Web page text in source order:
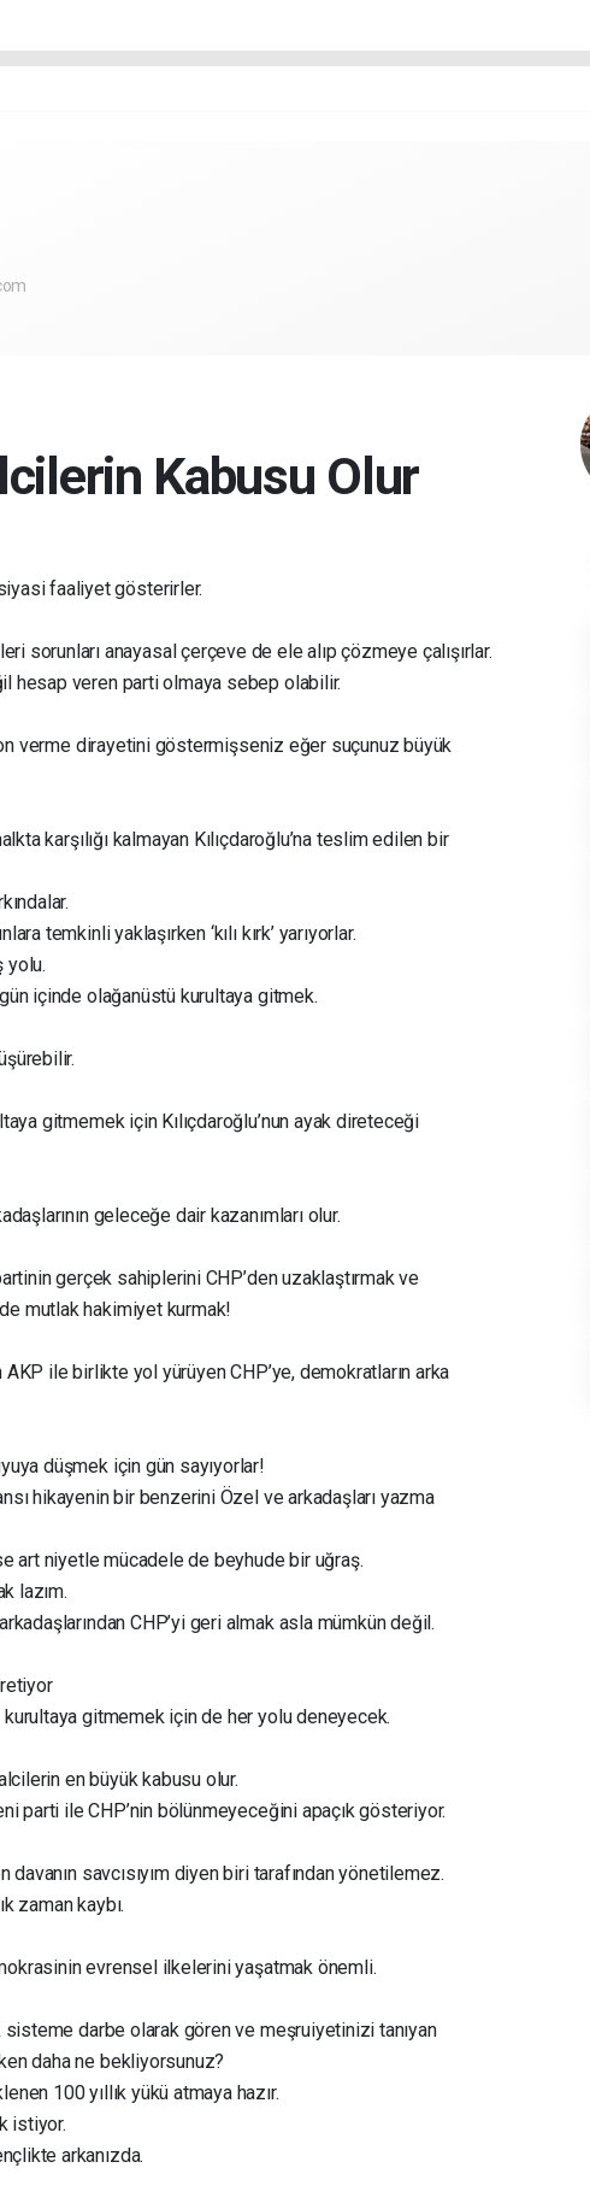
Kabusu Olur
faaliyet gösterirler.
sorunları anayasal çerçeve de ele alıp çözmeye çalışırlar.
hesap veren parti olmaya sebep olabilir.
verme dirayetini göstermişseniz eğer suçunuz büyük
karşılığı kalmayan Kılıçdaroğlu’na teslim edilen bir
temkinli yaklaşırken ‘kılı kırk’ yarıyorlar.
yolu.
içinde olağanüstü kurultaya gitmek.
gitmemek için Kılıçdaroğlu’nun ayak direteceği
geleceğe dair kazanımları olur.
gerçek sahiplerini CHP’den uzaklaştırmak ve
mutlak hakimiyet kurmak!
ile birlikte yol yürüyen CHP’ye, demokratların arka
düşmek için gün sayıyorlar!
hikayenin bir benzerini Özel ve arkadaşları yazma
art niyetle mücadele de beyhude bir uğraş.
lazım.
CHP’yi geri almak asla mümkün değil.
kurultaya gitmemek için de her yolu deneyecek.
en büyük kabusu olur.
parti ile CHP’nin bölünmeyeceğini apaçık gösteriyor.
davanın savcısıyım diyen biri tarafından yönetilemez.
zaman kaybı.
evrensel ilkelerini yaşatmak önemli.
sisteme darbe olarak gören ve meşruiyetinizi tanıyan
daha ne bekliyorsunuz?
100 yıllık yükü atmaya hazır.
istiyor.
arkanızda.